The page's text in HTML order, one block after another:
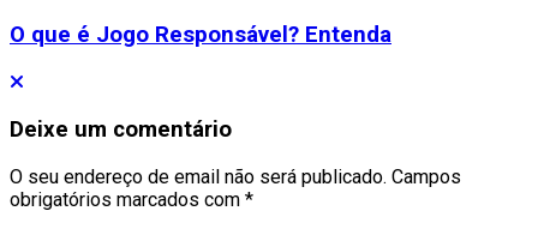
O que é Jogo Responsável? Entenda
Deixe um comentário
O seu endereço de email não será publicado. Campos
obrigatórios marcados com *